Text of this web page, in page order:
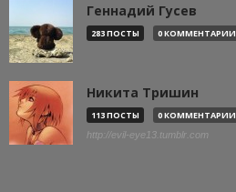
Геннадий Гусев
283 ПОСТЫ 0 КОММЕНТАРИИ
Никита Тришин
113 ПОСТЫ 0 КОММЕНТАРИИ
http://evil-eye13.tumblr.com